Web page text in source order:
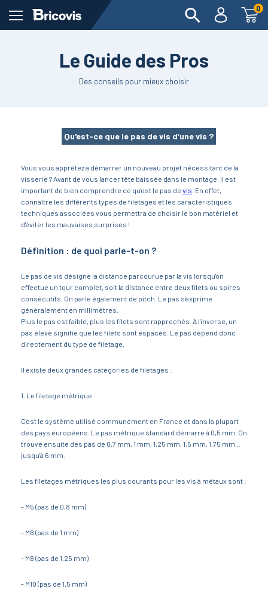
0
Le Guide des Pros
Des conseils pour mieux choisir
Qu'est-ce que le pas de vis d’une vis ?
Vous vous apprêtez à démarrer un nouveau projet nécessitant de la
visserie ? Avant de vous lancer tête baissée dans le montage, il est
important de bien comprendre ce qu'est le pas de vis . En effet,
connaître les différents types de filetages et les caractéristiques
techniques associées vous permettra de choisir le bon matériel et
d'éviter les mauvaises surprises !
Définition : de quoi parle-t-on ?
Le pas de vis désigne la distance parcourue par la vis lorsqu'on
effectue un tour complet, soit la distance entre deux filets ou spires
consécutifs. On parle également de pitch. Le pas s'exprime
généralement en millimètres.
Plus le pas est faible, plus les filets sont rapprochés. A l'inverse, un
pas élevé signifie que les filets sont espacés. Le pas dépend donc
directement du type de filetage.
Il existe deux grandes catégories de filetages :
1. Le filetage métrique
C'est le système utilisé communément en France et dans la plupart
des pays européens. Le pas métrique standard démarre à 0,5 mm. On
trouve ensuite des pas de 0,7 mm, 1 mm, 1,25 mm, 1,5 mm, 1,75 mm…
jusqu'à 6 mm.
Les filetages métriques les plus courants pour les vis à métaux sont :
- M5 (pas de 0,8 mm)
- M6 (pas de 1 mm)
- M8 (pas de 1,25 mm)
- M10 (pas de 1,5 mm)